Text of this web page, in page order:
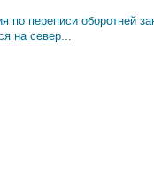
по переписи оборотней
на север...